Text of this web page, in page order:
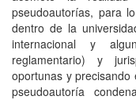
pseudoautorías, para
dentro de la
internacional y
reglamentario) y
oportunas y
pseudoautoría